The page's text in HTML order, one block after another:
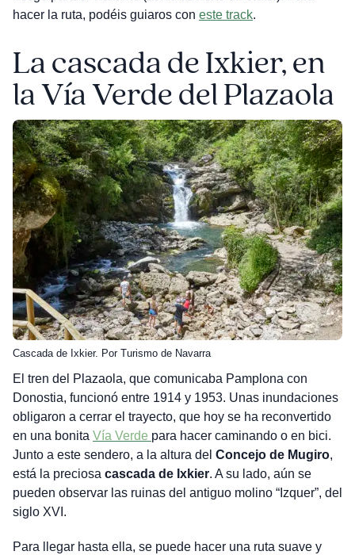
hacer la ruta, podéis guiaros con este track.
La cascada de Ixkier, en
la Vía Verde del Plazaola
Cascada de Ixkier. Por Turismo de Navarra
El tren del Plazaola, que comunicaba Pamplona con
Donostia, funcionó entre 1914 y 1953. Unas inundaciones
obligaron a cerrar el trayecto, que hoy se ha reconvertido
en una bonita Vía Verde para hacer caminando o en bici.
Junto a este sendero, a la altura del Concejo de Mugiro,
está la preciosa cascada de Ixkier. A su lado, aún se
pueden observar las ruinas del antiguo molino “Izquer”, del
siglo XVI.
Para llegar hasta ella, se puede hacer una ruta suave y